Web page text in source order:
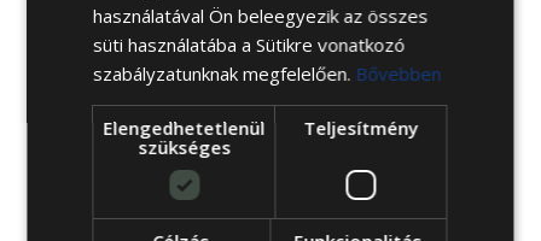
használatával Ön beleegyezik az összes
süti használatába a Sütikre vonatkozó
szabályzatunknak megfelelően. Bővebben
Elengedhetetlenül
szükséges
Teljesítmény